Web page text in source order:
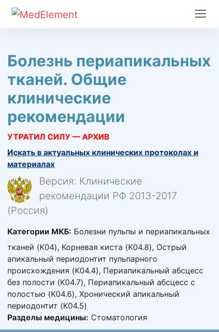
Болезнь периапикальных
тканей. Общие
клинические
рекомендации
УТРАТИЛ СИЛУ — АРХИВ
Искать в актуальных клинических протоколах и
материалах
Версия: Клинические
рекомендации РФ 2013-2017
(Россия)
Категории МКБ: Болезни пульпы и периапикальных
тканей (K04), Корневая киста (K04.8), Острый
апикальный периодонтит пульпарного
происхождения (K04.4), Периапикальный абсцесс
без полости (K04.7), Периапикальный абсцесс с
полостью (K04.6), Хронический апикальный
периодонтит (K04.5)
Разделы медицины: Стоматология